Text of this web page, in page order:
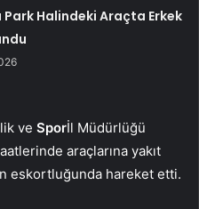
Park Halindeki Araçta Erkek
ve Sporİl Müdürlüğü
araçlarına yakıt
eskortluğunda hareket etti.